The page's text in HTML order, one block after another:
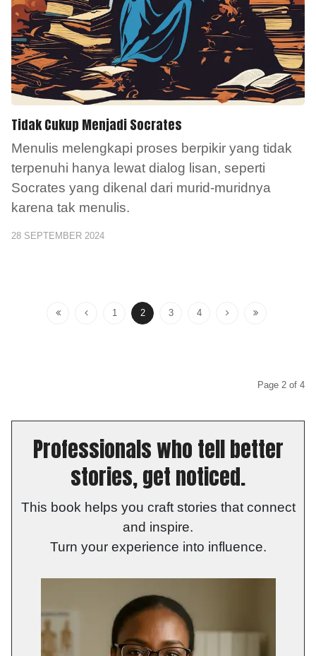
Tidak Cukup Menjadi Socrates
Menulis melengkapi proses berpikir yang tidak
terpenuhi hanya lewat dialog lisan, seperti
Socrates yang dikenal dari murid-muridnya
karena tak menulis.
28 SEPTEMBER 2024
1 2 3 4
Page 2 of 4
Professionals who tell better
stories, get noticed.
This book helps you craft stories that connect
and inspire.
Turn your experience into influence.